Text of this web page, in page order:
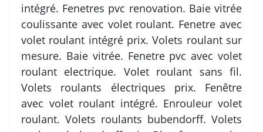
intégré. Fenetres pvc renovation. Baie vitrée
coulissante avec volet roulant. Fenetre avec
volet roulant intégré prix. Volets roulant sur
mesure. Baie vitrée. Fenetre pvc avec volet
roulant electrique. Volet roulant sans fil.
Volets roulants électriques prix. Fenêtre
avec volet roulant intégré. Enrouleur volet
roulant. Volets roulants bubendorff. Volets